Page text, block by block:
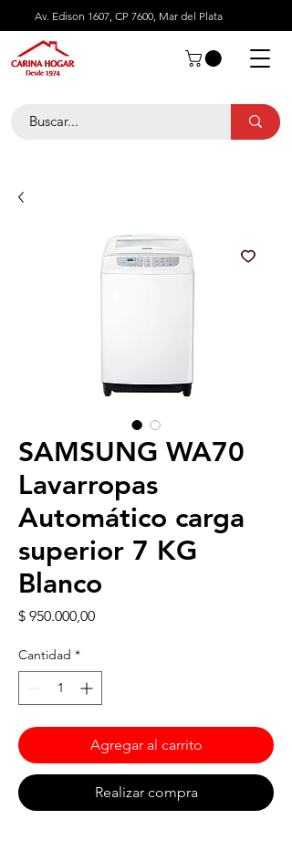
Av. Edison 1607, CP 7600, Mar del Plata
SAMSUNG WA70
Lavarropas
Automático carga
superior 7 KG
Blanco
$ 950.000,00Precio
Cantidad *
Agregar al carrito
Realizar compra